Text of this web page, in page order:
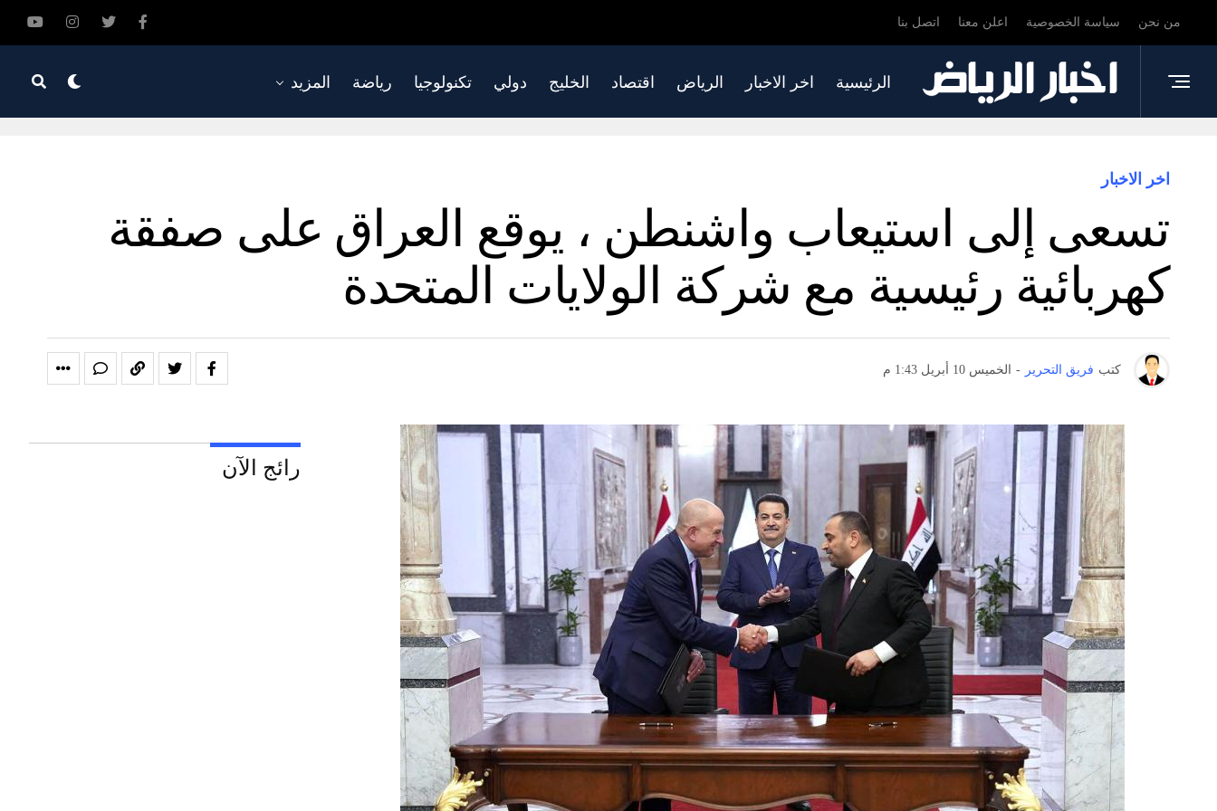
من نحن سياسة الخصوصية اعلن معنا اتصل بنا
الرئيسية اخر الاخبار الرياض اقتصاد الخليج دولي تكنولوجيا رياضة المزيد
اخر الاخبار
تسعى إلى استيعاب واشنطن ، يوقع العراق على صفقة
كهربائية رئيسية مع شركة الولايات المتحدة
كتب فريق التحرير - الخميس 10 أبريل 1:43 م
رائج الآن